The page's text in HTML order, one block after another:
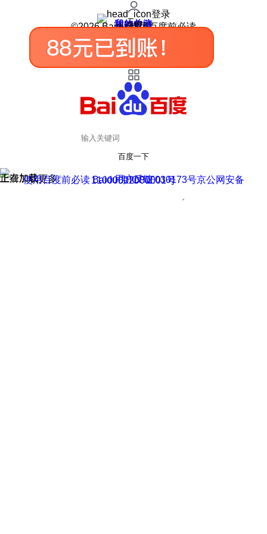
登录
我的关注
我的收藏
皮肤中心
用户反馈
设置
©2026 Baidu 使用百度前必读
百度一下
正在加载
上滑加载更多 用户反馈
使用百度前必读 Baidu 京ICP证030173号
京公网安备11000002000001号